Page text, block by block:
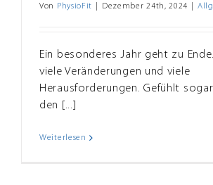
Von PhysioFit Dezember 24th, 2024
Ein besonderes Jahr geht zu
viele Veränderungen und viele
Herausforderungen. Gefühlt
den [...]
Weiterlesen